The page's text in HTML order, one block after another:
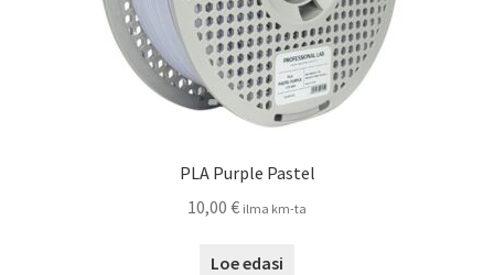
PLA Purple Pastel
10,00 € ilma km-ta
Loe edasi